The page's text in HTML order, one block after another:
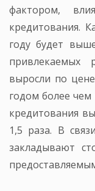
фактором,
кредитования.
году будет
привлекаемых
выросли по
годом более чем
кредитования
1,5 раза. В
закладывают